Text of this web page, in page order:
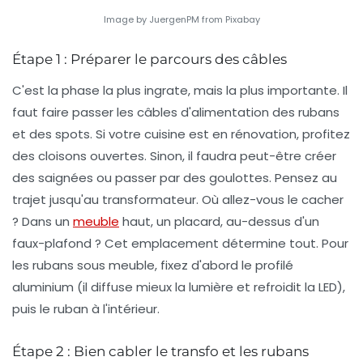
Image by JuergenPM from Pixabay
Étape 1 : Préparer le parcours des câbles
C'est la phase la plus ingrate, mais la plus importante. Il
faut faire passer les câbles d'alimentation des rubans
et des spots. Si votre cuisine est en rénovation, profitez
des cloisons ouvertes. Sinon, il faudra peut-être créer
des saignées ou passer par des goulottes. Pensez au
trajet jusqu'au transformateur. Où allez-vous le cacher
? Dans un meuble haut, un placard, au-dessus d'un
faux-plafond ? Cet emplacement détermine tout. Pour
les rubans sous meuble, fixez d'abord le profilé
aluminium (il diffuse mieux la lumière et refroidit la LED),
puis le ruban à l'intérieur.
Étape 2 : Bien cabler le transfo et les rubans